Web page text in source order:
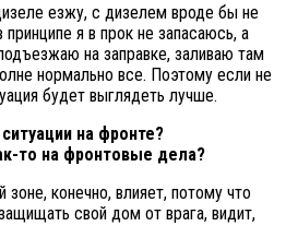
езжу, с дизелем вроде бы не
принципе я в прок не запасаюсь, а
на заправке, заливаю там
нормально все. Поэтому если не
будет выглядеть лучше.
на фронте?
то на фронтовые дела?
конечно, влияет, потому что
свой дом от врага, видит,